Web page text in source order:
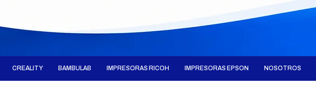
CREALITY BAMBULAB IMPRESORAS RICOH IMPRESORAS EPSON NOSOTROS